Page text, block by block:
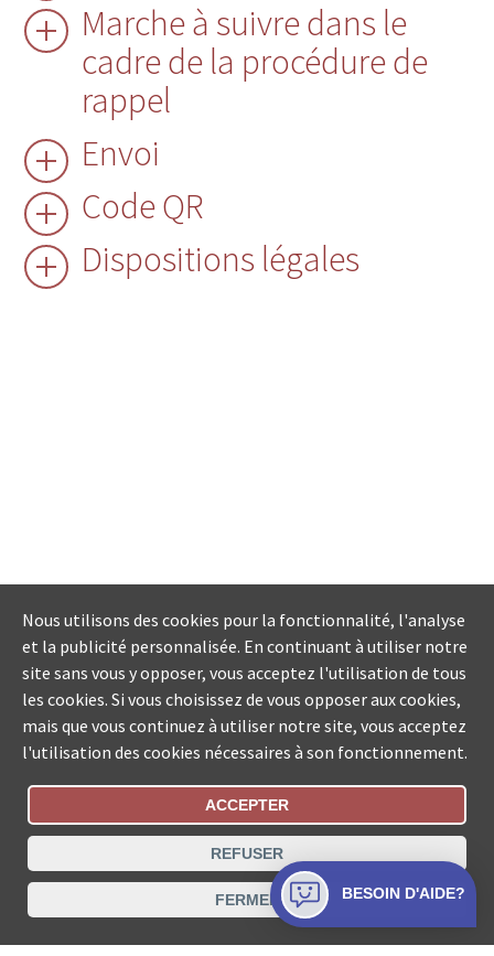
Marche à suivre dans le
cadre de la procédure de
rappel
Envoi
Code QR
Dispositions légales
Statut De La Commande
Recherche des offices de Suisse
Protection des données Mentions légales
Conditions d’utilisation Contact
Nous utilisons des cookies pour la fonctionnalité, l'analyse
et la publicité personnalisée. En continuant à utiliser notre
site sans vous y opposer, vous acceptez l'utilisation de tous
les cookies. Si vous choisissez de vous opposer aux cookies,
mais que vous continuez à utiliser notre site, vous acceptez
l'utilisation des cookies nécessaires à son fonctionnement.
ACCEPTER
REFUSER
FERMER BESOIN D'AIDE?